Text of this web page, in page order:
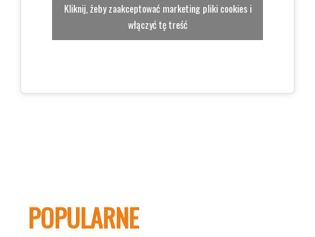
Kliknij, żeby zaakceptować marketing pliki cookies i
włączyć tę treść
POPULARNE